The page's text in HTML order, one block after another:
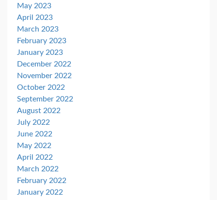
May 2023
April 2023
March 2023
February 2023
January 2023
December 2022
November 2022
October 2022
September 2022
August 2022
July 2022
June 2022
May 2022
April 2022
March 2022
February 2022
January 2022